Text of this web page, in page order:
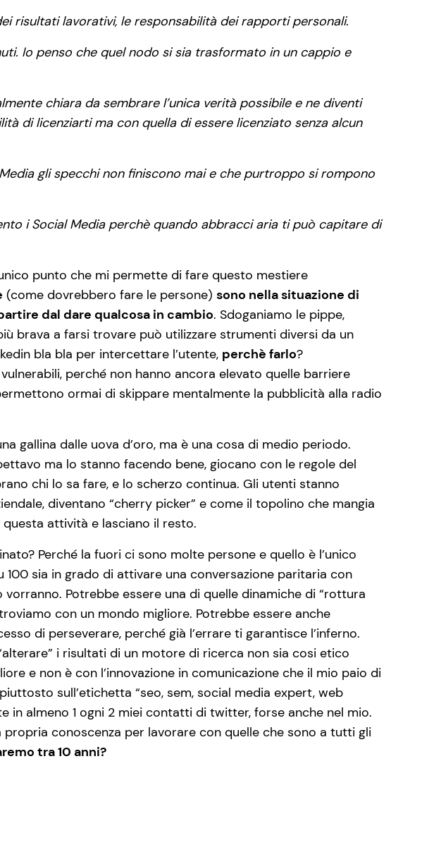
risultati lavorativi, le responsabilità dei rapporti personali.
Io penso che quel nodo si sia trasformato in un cappio e
chiara da sembrare l’unica verità possibile e ne diventi
di licenziarti ma con quella di essere licenziato senza alcun
gli specchi non finiscono mai e che purtroppo si rompono
i Social Media perchè quando abbracci aria ti può capitare di
punto che mi permette di fare questo mestiere
(come dovrebbero fare le persone) sono nella situazione di
dal dare qualcosa in cambio. Sdoganiamo le pippe,
brava a farsi trovare può utilizzare strumenti diversi da un
bla bla per intercettare l’utente, perchè farlo?
perché non hanno ancora elevato quelle barriere
ormai di skippare mentalmente la pubblicità alla radio
gallina dalle uova d’oro, ma è una cosa di medio periodo.
ma lo stanno facendo bene, giocano con le regole del
chi lo sa fare, e lo scherzo continua. Gli utenti stanno
diventano “cherry picker” e come il topolino che mangia
attività e lasciano il resto.
Perché la fuori ci sono molte persone e quello è l’unico
100 sia in grado di attivare una conversazione paritaria con
Potrebbe essere una di quelle dinamiche di “rottura
con un mondo migliore. Potrebbe essere anche
di perseverare, perché già l’errare ti garantisce l’inferno.
i risultati di un motore di ricerca non sia cosi etico
e non è con l’innovazione in comunicazione che il mio paio di
sull’etichetta “seo, sem, social media expert, web
in almeno 1 ogni 2 miei contatti di twitter, forse anche nel mio.
conoscenza per lavorare con quelle che sono a tutti gli
tra 10 anni?